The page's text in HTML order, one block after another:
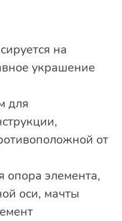
на
украшение
для
от
опора элемента,
оси, мачты